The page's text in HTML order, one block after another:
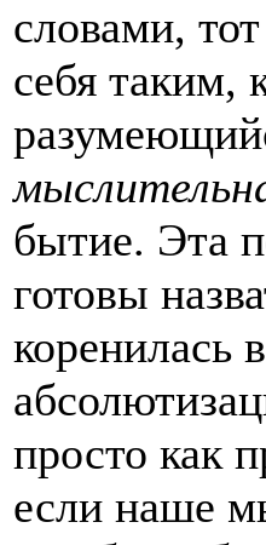
словами,
себя таким,
бытие. Эта
готовы
коренилась
просто как
если наше